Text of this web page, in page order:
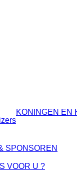
KONINGEN EN
SPONSOREN
VOOR U ?